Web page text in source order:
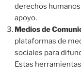
derechos
apoyo.
Medios de
plataformas de
sociales para
Estas